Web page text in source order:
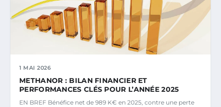
1 MAI 2026
METHANOR : BILAN FINANCIER ET
PERFORMANCES CLÉS POUR L’ANNÉE 2025
EN BREF Bénéfice net de 989 K€ en 2025, contre une perte